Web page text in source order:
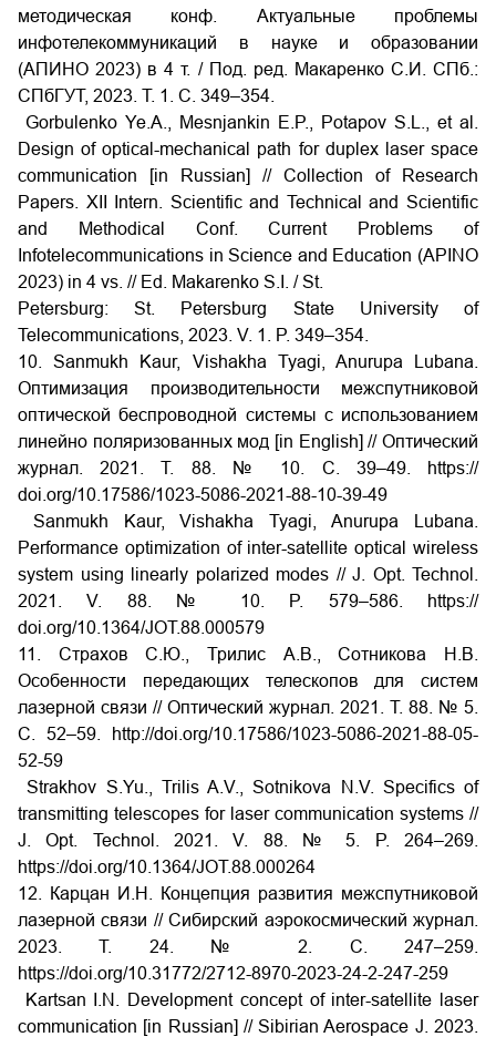
методическая конф. Актуальные проблемы
инфотелекоммуникаций в науке и образовании
(АПИНО 2023) в 4 т. / Под. ред. Макаренко С.И. СПб.:
СПбГУТ, 2023. Т. 1. С. 349–354.
Gorbulenko Ye.A., Mesnjankin E.P., Potapov S.L., et al.
Design of optical-mechanical path for duplex laser space
communication [in Russian] // Collection of Research
Papers. XII Intern. Scientific and Technical and Scientific
and Methodical Conf. Current Problems of
Infotelecommunications in Science and Education (APINO
2023) in 4 vs. // Ed. Makarenko S.I. / St.
Petersburg: St. Petersburg State University of
Telecommunications, 2023. V. 1. P. 349–354.
10. Sanmukh Kaur, Vishakha Tyagi, Anurupa Lubana.
Оптимизация производительности межспутниковой
оптической беспроводной системы с использованием
линейно поляризованных мод [in English] // Оптический
журнал. 2021. Т. 88. № 10. С. 39–49. https://
doi.org/10.17586/1023-5086-2021-88-10-39-49
Sanmukh Kaur, Vishakha Tyagi, Anurupa Lubana.
Performance optimization of inter-satellite optical wireless
system using linearly polarized modes // J. Opt. Technol.
2021. V. 88. № 10. P. 579–586. https://
doi.org/10.1364/JOT.88.000579
11. Страхов С.Ю., Трилис А.В., Сотникова Н.В.
Особенности передающих телескопов для систем
лазерной связи // Оптический журнал. 2021. Т. 88. № 5.
С. 52–59. http://doi.org/10.17586/1023-5086-2021-88-05-
52-59
Strakhov S.Yu., Trilis A.V., Sotnikova N.V. Specifics of
transmitting telescopes for laser communication systems //
J. Opt. Technol. 2021. V. 88. № 5. P. 264–269.
https://doi.org/10.1364/JOT.88.000264
12. Карцан И.Н. Концепция развития межспутниковой
лазерной связи // Сибирский аэрокосмический журнал.
2023. Т. 24. № 2. С. 247–259.
https://doi.org/10.31772/2712-8970-2023-24-2-247-259
Kartsan I.N. Development concept of inter-satellite laser
communication [in Russian] // Sibirian Aerospace J. 2023.